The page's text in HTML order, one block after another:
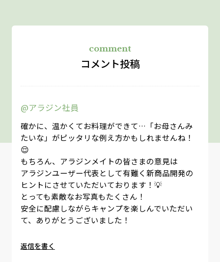
comment
コメント投稿
@アラジン社員
確かに、温かくてお料理ができて…「お母さんみ
たいな」がピッタリな例え方かもしれませんね！
😌
もちろん、アラジンメイトの皆さまの意見は
アラジンユーザー代表として有難く新商品開発の
ヒントにさせていただいております！💡
とっても素敵なお写真もたくさん！
安全に配慮しながらキャンプを楽しんでいただい
て、ありがとうございました！
返信を書く